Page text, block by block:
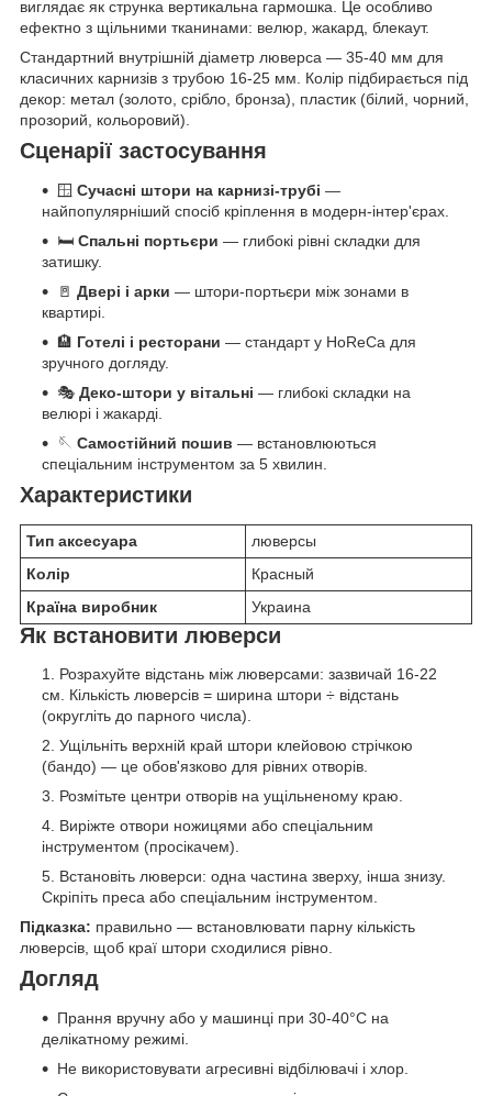
виглядає як струнка вертикальна гармошка. Це особливо
ефектно з щільними тканинами: велюр, жакард, блекаут.
Стандартний внутрішній діаметр люверса — 35-40 мм для
класичних карнизів з трубою 16-25 мм. Колір підбирається під
декор: метал (золото, срібло, бронза), пластик (білий, чорний,
прозорий, кольоровий).
Сценарії застосування
🪟 Сучасні штори на карнизі-трубі —
найпопулярніший спосіб кріплення в модерн-інтер'єрах.
🛏️ Спальні портьєри — глибокі рівні складки для
затишку.
🚪 Двері і арки — штори-портьєри між зонами в
квартирі.
🏨 Готелі і ресторани — стандарт у HoReCa для
зручного догляду.
🎭 Деко-штори у вітальні — глибокі складки на
велюрі і жакарді.
🪡 Самостійний пошив — встановлюються
спеціальним інструментом за 5 хвилин.
Характеристики
Тип аксесуара
люверсы
Колір
Красный
Країна виробник
Украина
Як встановити люверси
Розрахуйте відстань між люверсами: зазвичай 16-22
см. Кількість люверсів = ширина штори ÷ відстань
(округліть до парного числа).
Ущільніть верхній край штори клейовою стрічкою
(бандо) — це обов'язково для рівних отворів.
Розмітьте центри отворів на ущільненому краю.
Виріжте отвори ножицями або спеціальним
інструментом (просікачем).
Встановіть люверси: одна частина зверху, інша знизу.
Скріпіть преса або спеціальним інструментом.
Підказка: правильно — встановлювати парну кількість
люверсів, щоб краї штори сходилися рівно.
Догляд
Прання вручну або у машинці при 30-40°C на
делікатному режимі.
Не використовувати агресивні відбілювачі і хлор.